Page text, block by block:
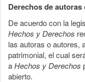
Derechos de autoras
De acuerdo con la
Hechos y Derechos
las autoras o autores,
patrimonial, el cual
aHechos y Derechos
abierto.